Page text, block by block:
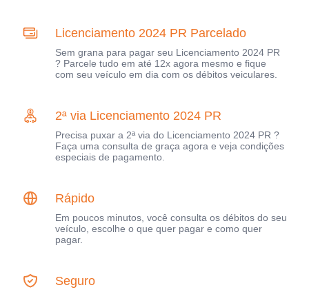
Licenciamento 2024 PR Parcelado
Sem grana para pagar seu Licenciamento 2024 PR
? Parcele tudo em até 12x agora mesmo e fique
com seu veículo em dia com os débitos veiculares.
2ª via Licenciamento 2024 PR
Precisa puxar a 2ª via do Licenciamento 2024 PR ?
Faça uma consulta de graça agora e veja condições
especiais de pagamento.
Rápido
Em poucos minutos, você consulta os débitos do seu
veículo, escolhe o que quer pagar e como quer
pagar.
Seguro